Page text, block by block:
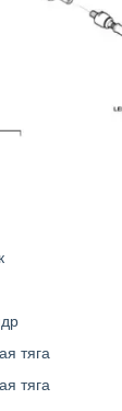
тяга
тяга